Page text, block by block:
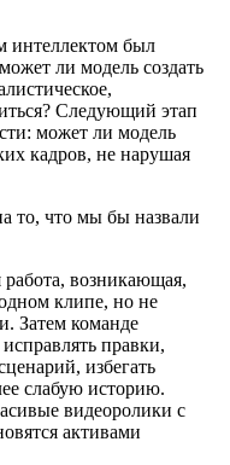
интеллектом был
ли модель создать
Следующий этап
может ли модель
кадров, не нарушая
то, что мы бы назвали
возникающая,
клипе, но не
Затем команде
правки,
избегать
слабую историю.
видеоролики с
активами